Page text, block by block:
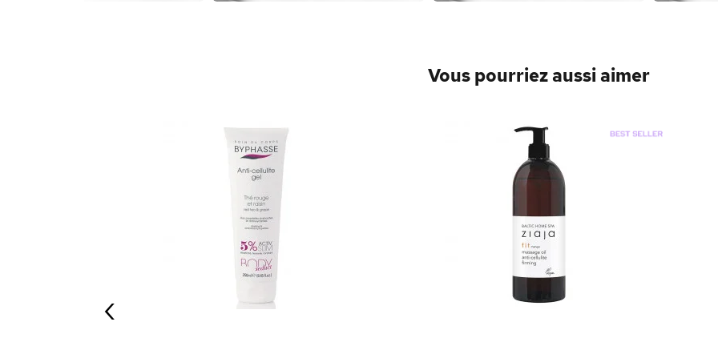
Vous pourriez aussi aimer
‹